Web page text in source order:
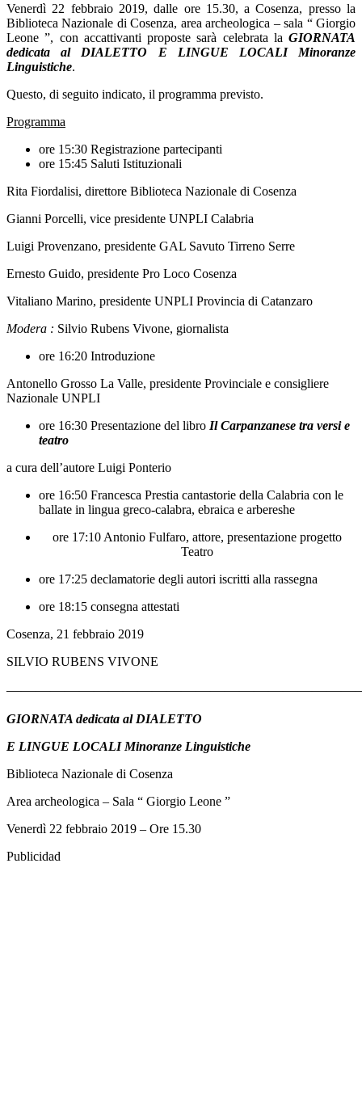
Venerdì 22 febbraio 2019, dalle ore 15.30, a Cosenza, presso la
Biblioteca Nazionale di Cosenza, area archeologica – sala “ Giorgio
Leone ”, con accattivanti proposte sarà celebrata la GIORNATA
dedicata al DIALETTO E LINGUE LOCALI Minoranze
Linguistiche.
Questo, di seguito indicato, il programma previsto.
Programma
ore 15:30 Registrazione partecipanti
ore 15:45 Saluti Istituzionali
Rita Fiordalisi, direttore Biblioteca Nazionale di Cosenza
Gianni Porcelli, vice presidente UNPLI Calabria
Luigi Provenzano, presidente GAL Savuto Tirreno Serre
Ernesto Guido, presidente Pro Loco Cosenza
Vitaliano Marino, presidente UNPLI Provincia di Catanzaro
Modera : Silvio Rubens Vivone, giornalista
ore 16:20 Introduzione
Antonello Grosso La Valle, presidente Provinciale e consigliere
Nazionale UNPLI
ore 16:30 Presentazione del libro Il Carpanzanese tra versi e
teatro
a cura dell’autore Luigi Ponterio
ore 16:50 Francesca Prestia cantastorie della Calabria con le
ballate in lingua greco-calabra, ebraica e arbereshe
ore 17:10 Antonio Fulfaro, attore, presentazione progetto
Teatro
ore 17:25 declamatorie degli autori iscritti alla rassegna
ore 18:15 consegna attestati
Cosenza, 21 febbraio 2019
SILVIO RUBENS VIVONE
GIORNATA dedicata al DIALETTO
E LINGUE LOCALI Minoranze Linguistiche
Biblioteca Nazionale di Cosenza
Area archeologica – Sala “ Giorgio Leone ”
Venerdì 22 febbraio 2019 – Ore 15.30
Publicidad